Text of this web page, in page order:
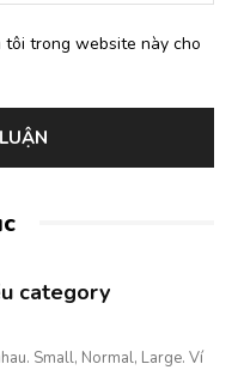
trong website này cho
category
Small, Normal, Large. Ví